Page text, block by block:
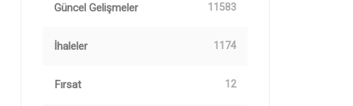
Güncel Gelişmeler 11583
İhaleler 1174
Fırsat 12